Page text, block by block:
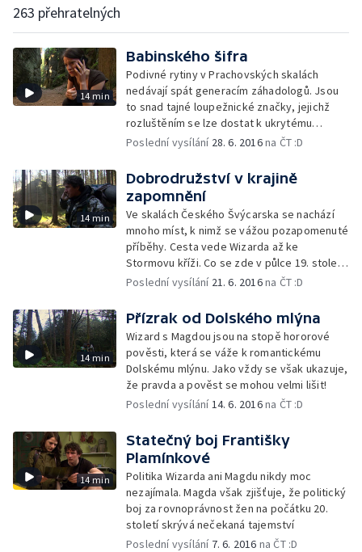
263 přehratelných
14 min
Babinského šifra
Podivné rytiny v Prachovských skalách
nedávají spát generacím záhadologů. Jsou
to snad tajné loupežnické značky, jejichž
rozluštěním se lze dostat k ukrytému
pokladu?
Poslední vysílání 28. 6. 2016na ČT :D
14 min
Dobrodružství v krajině
zapomnění
Ve skalách Českého Švýcarska se nachází
mnoho míst, k nimž se vážou pozapomenuté
příběhy. Cesta vede Wizarda až ke
Stormovu kříži. Co se zde v půlce 19. století
odehrálo?
Poslední vysílání 21. 6. 2016na ČT :D
14 min
Přízrak od Dolského mlýna
Wizard s Magdou jsou na stopě hororové
pověsti, která se váže k romantickému
Dolskému mlýnu. Jako vždy se však ukazuje,
že pravda a pověst se mohou velmi lišit!
Poslední vysílání14. 6. 2016na ČT :D
14 min
Statečný boj Františky
Plamínkové
Politika Wizarda ani Magdu nikdy moc
nezajímala. Magda však zjišťuje, že politický
boj za rovnoprávnost žen na počátku 20.
století skrývá nečekaná tajemství
Poslední vysílání 7. 6. 2016 na ČT :D